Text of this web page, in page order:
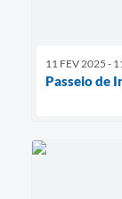
11 FEV 2025 -
Passeio de